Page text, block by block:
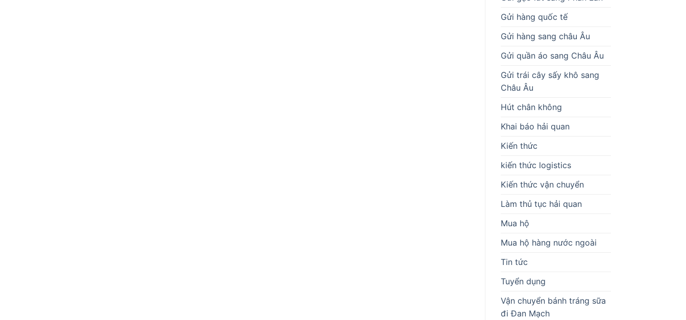
Gửi hàng quốc tế
Gửi hàng sang châu Âu
Gửi quần áo sang Châu Âu
Gửi trái cây sấy khô sang
Châu Âu
Hút chân không
Khai báo hải quan
Kiến thức
kiến thức logistics
Kiến thức vận chuyển
Làm thủ tục hải quan
Mua hộ
Mua hộ hàng nước ngoài
Tin tức
Tuyển dụng
Vận chuyển bánh tráng sữa
đi Đan Mạch